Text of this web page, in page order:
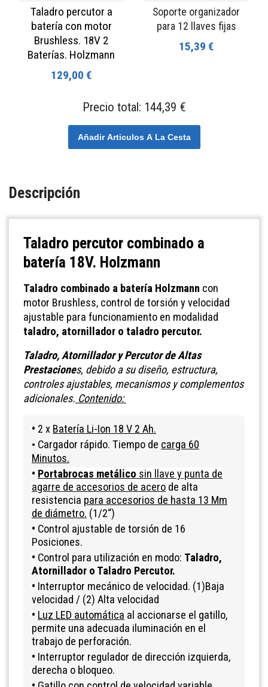
Taladro percutor a
batería con motor
Brushless. 18V 2
Baterías. Holzmann
129,00 €
Soporte organizador
para 12 llaves fijas
15,39 €
Precio total: 144,39 €
Añadir Articulos A La Cesta
Descripción
Taladro percutor combinado a
batería 18V. Holzmann
Taladro combinado a batería Holzmann con
motor Brushless, control de torsión y velocidad
ajustable para funcionamiento en modalidad
taladro, atornillador o taladro percutor.
Taladro, Atornillador y Percutor de Altas
Prestaciones, debido a su diseño, estructura,
controles ajustables, mecanismos y complementos
adicionales. Contenido:
• 2 x Batería Li-Ion 18 V 2 Ah.
• Cargador rápido. Tiempo de carga 60
Minutos.
• Portabrocas metálico sin llave y punta de
agarre de accesorios de acero de alta
resistencia para accesorios de hasta 13 Mm
de diámetro. (1/2“)
• Control ajustable de torsión de 16
Posiciones.
• Control para utilización en modo: Taladro,
Atornillador o Taladro Percutor.
• Interruptor mecánico de velocidad. (1)Baja
velocidad / (2) Alta velocidad
• Luz LED automática al accionarse el gatillo,
permite una adecuada iluminación en el
trabajo de perforación.
• Interruptor regulador de dirección izquierda,
derecha o bloqueo.